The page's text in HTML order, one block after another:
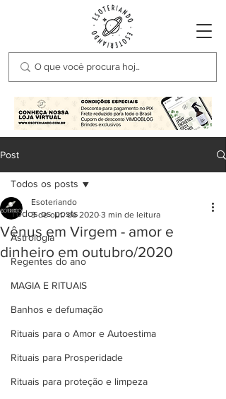
Post
Todos os posts
Astrologia
Regentes do ano
MAGIA E RITUAIS
Banhos e defumação
Rituais para o Amor e Autoestima
Rituais para Prosperidade
Rituais para proteção e limpeza
Todos os posts
Vênus em Virgem - amor e
dinheiro em outubro/2020
Esoteriando
3 de out. de 2020 3 min de leitura